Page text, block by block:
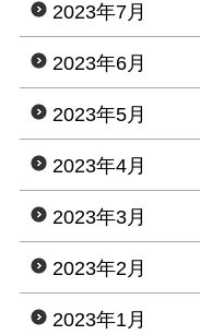
2023年7月
2023年6月
2023年5月
2023年4月
2023年3月
2023年2月
2023年1月